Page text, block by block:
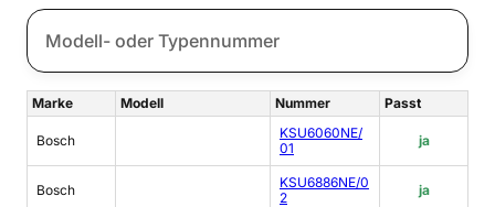
Marke Modell Nummer Passt
Bosch
KSU6060NE/
01
ja
Bosch
KSU6886NE/0
2
ja